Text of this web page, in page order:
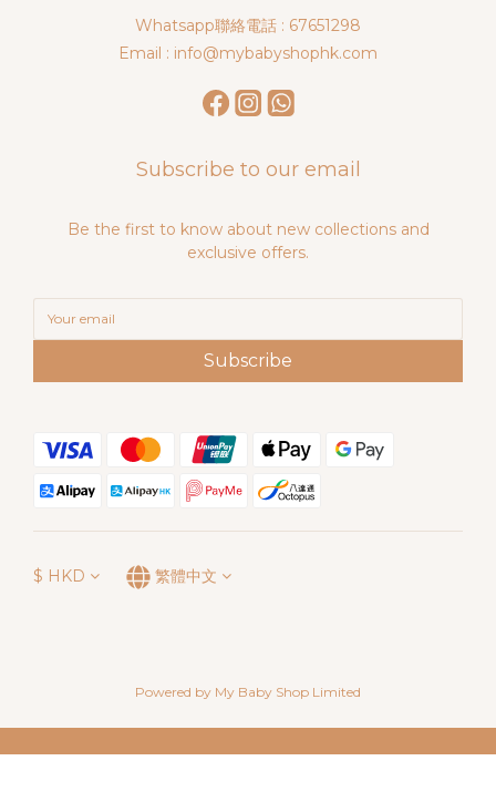
Whatsapp聯絡電話 : 67651298
Email : info@mybabyshophk.com
Subscribe to our email
Be the first to know about new collections and
exclusive offers.
Subscribe
$ HKD 繁體中文
Powered by My Baby Shop Limited